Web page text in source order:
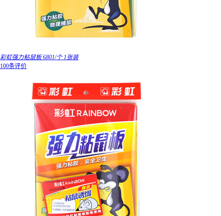
彩虹强力粘鼠板 6801/个 1张装
100条评价